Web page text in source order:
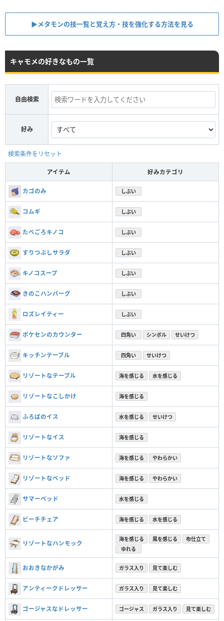
▶︎メタモンの技一覧と覚え方・技を強化する方法を見る
キャモメの好きなもの一覧
自由検索
好み
検索条件をリセット
アイテム 好みカテゴリ
カゴのみ しぶい
コムギ しぶい
たべごろキノコ しぶい
すりつぶしサラダ しぶい
キノコスープ しぶい
きのこハンバーグ しぶい
ロズレイティー しぶい
ポケセンのカウンター 四角い シンボル せいけつ
キッチンテーブル 四角い せいけつ
リゾートなテーブル 海を感じる 水を感じる
リゾートなこしかけ 海を感じる
ふろばのイス 水を感じる せいけつ
リゾートなイス 海を感じる
リゾートなソファ 海を感じる やわらかい
リゾートなベッド 海を感じる やわらかい
サマーベッド 水を感じる
ビーチチェア 海を感じる 水を感じる
リゾートなハンモック
海を感じる 風を感じる
布仕立て
ゆれる
おおきなかがみ ガラス入り 見て楽しむ
アンティークドレッサー ガラス入り 見て楽しむ
ゴージャスなドレッサー ゴージャス ガラス入り 見て楽しむ